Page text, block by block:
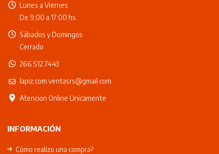
Lunes a Viernes
De 9:00 a 17:00 hs.
Sábados y Domingos
Cerrado
266 512 7443
lapiz.com.ventasrs@gmail.com
Atencion Online Unicamente
INFORMACIÓN
Cómo realizo una compra?